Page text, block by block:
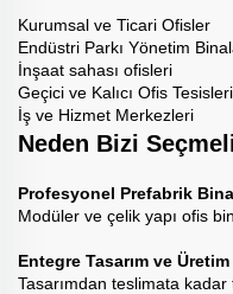
Kurumsal ve Ticari Ofisler
Endüstri Parkı Yönetim
İnşaat sahası ofisleri
Geçici ve Kalıcı Ofis Tesisleri
İş ve Hizmet Merkezleri
Neden Bizi
Profesyonel Prefabrik
Modüler ve çelik yapı ofis
Entegre Tasarım ve Üretim
Tasarımdan teslimata